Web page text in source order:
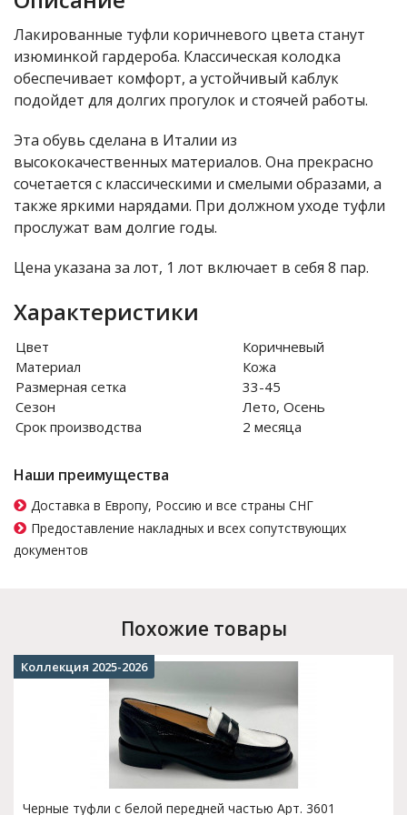
Лакированные туфли коричневого цвета станут
изюминкой гардероба. Классическая колодка
обеспечивает комфорт, а устойчивый каблук
подойдет для долгих прогулок и стоячей работы.
Эта обувь сделана в Италии из
высококачественных материалов. Она прекрасно
сочетается с классическими и смелыми образами, а
также яркими нарядами. При должном уходе туфли
прослужат вам долгие годы.
Цена указана за лот, 1 лот включает в себя 8 пар.
Характеристики
Цвет
Коричневый
Материал
Кожа
Размерная сетка
33-45
Сезон
Лето, Осень
Срок производства
2 месяца
Наши преимущества
Доставка в Европу, Россию и все страны СНГ
Предоставление накладных и всех сопутствующих
документов
Похожие товары
Черные туфли с белой передней частью Арт. 3601
Коллекция 2025-2026